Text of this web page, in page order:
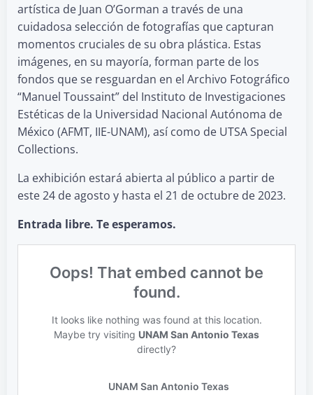
artística de Juan O’Gorman a través de una
cuidadosa selección de fotografías que capturan
momentos cruciales de su obra plástica. Estas
imágenes, en su mayoría, forman parte de los
fondos que se resguardan en el Archivo Fotográfico
“Manuel Toussaint” del Instituto de Investigaciones
Estéticas de la Universidad Nacional Autónoma de
México (AFMT, IIE-UNAM), así como de UTSA Special
Collections.
La exhibición estará abierta al público a partir de
este 24 de agosto y hasta el 21 de octubre de 2023.
Entrada libre. Te esperamos.